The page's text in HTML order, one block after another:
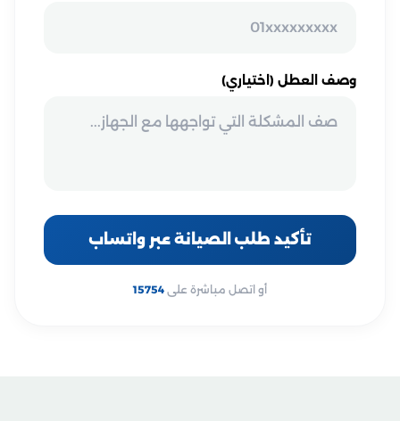
وصف العطل (اختياري)
تأكيد طلب الصيانة عبر واتساب
أو اتصل مباشرة على 15754